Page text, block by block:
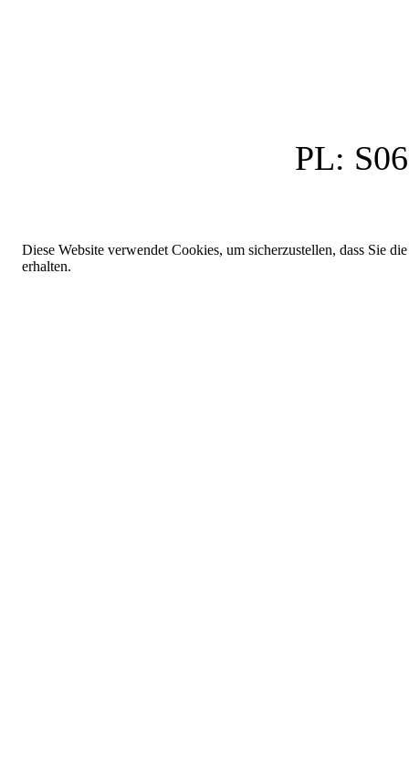
PL:
Diese Website verwendet Cookies, um sicherzustellen, dass Sie
erhalten.